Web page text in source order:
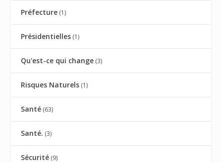
Préfecture (1)
Présidentielles (1)
Qu'est-ce qui change (3)
Risques Naturels (1)
Santé (63)
Santé. (3)
Sécurité (9)